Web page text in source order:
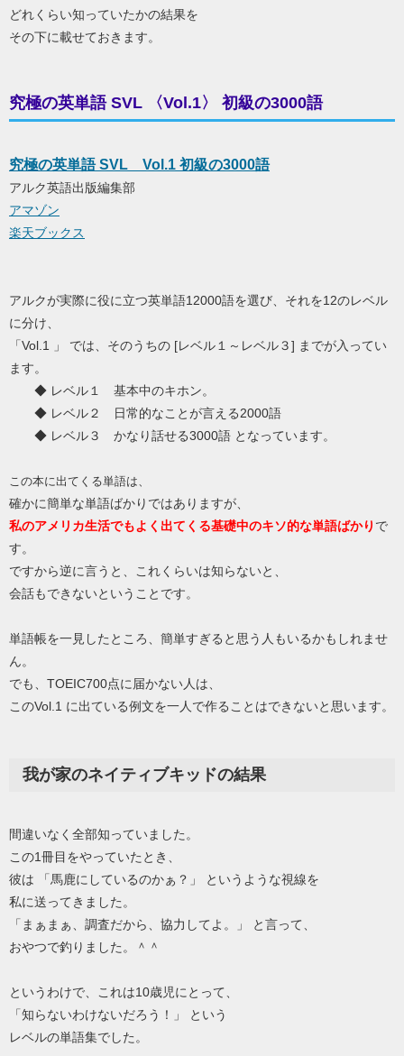
どれくらい知っていたかの結果を
その下に載せておきます。
究極の英単語 SVL 〈Vol.1〉 初級の3000語
究極の英単語 SVL Vol.1 初級の3000語
アルク英語出版編集部
アマゾン
楽天ブックス
アルクが実際に役に立つ英単語12000語を選び、それを12のレベル
に分け、
「Vol.1 」 では、そのうちの [レベル１～レベル３] までが入ってい
ます。
◆ レベル１ 基本中のキホン。
◆ レベル２ 日常的なことが言える2000語
◆ レベル３ かなり話せる3000語 となっています。
この本に出てくる単語は、
確かに簡単な単語ばかりではありますが、
私のアメリカ生活でもよく出てくる基礎中のキソ的な単語ばかり で
す。
ですから逆に言うと、これくらいは知らないと、
会話もできないということです。
単語帳を一見したところ、簡単すぎると思う人もいるかもしれませ
ん。
でも、TOEIC700点に届かない人は、
このVol.1 に出ている例文を一人で作ることはできないと思います。
我が家のネイティブキッドの結果
間違いなく全部知っていました。
この1冊目をやっていたとき、
彼は 「馬鹿にしているのかぁ？」 というような視線を
私に送ってきました。
「まぁまぁ、調査だから、協力してよ。」 と言って、
おやつで釣りました。＾＾
というわけで、これは10歳児にとって、
「知らないわけないだろう！」 という
レベルの単語集でした。